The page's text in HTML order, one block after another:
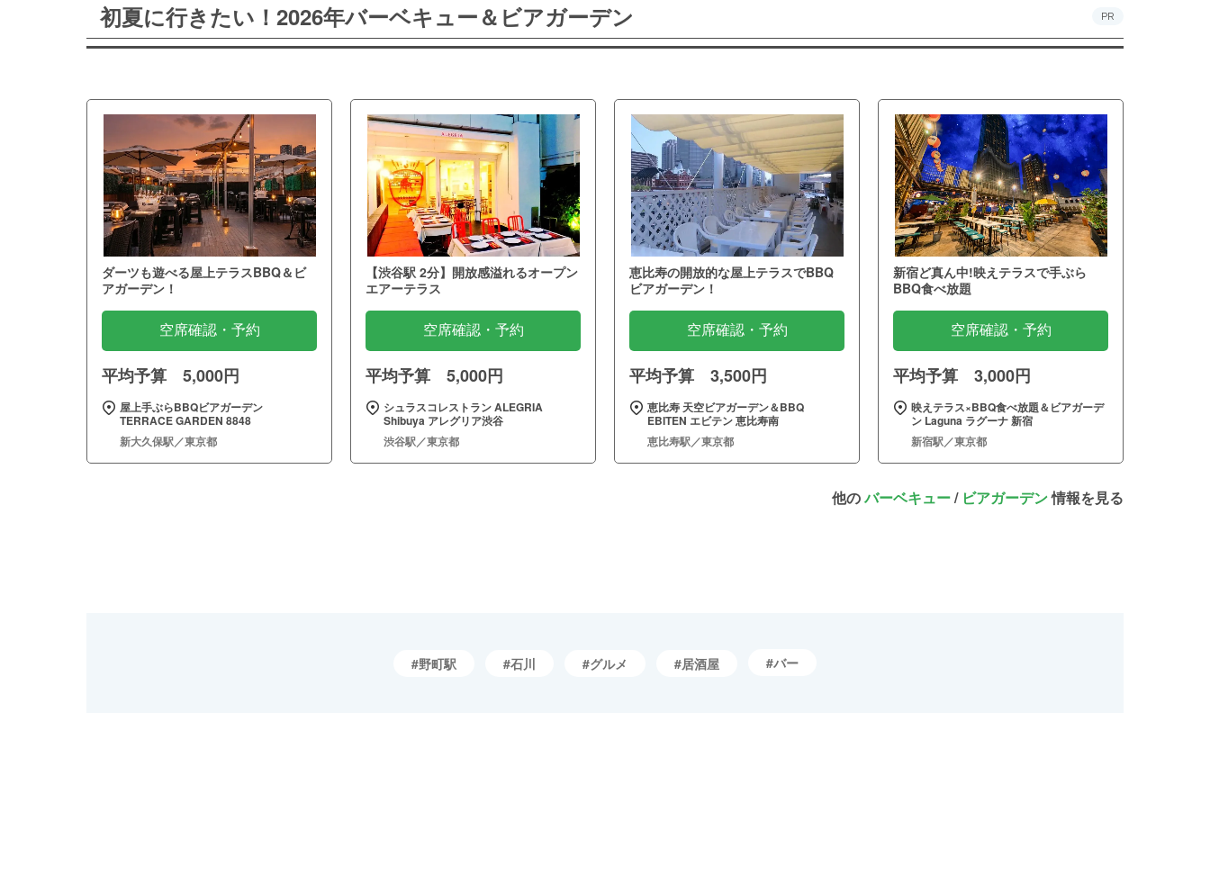
初夏に行きたい！2026年バーベキュー＆ビアガーデン PR
ダーツも遊べる屋上テラスBBQ＆ビ
アガーデン！
空席確認・予約
平均予算 5,000円
屋上手ぶらBBQビアガーデン
TERRACE GARDEN 8848
新大久保駅／東京都
【渋谷駅 2分】開放感溢れるオープン
エアーテラス
空席確認・予約
平均予算 5,000円
シュラスコレストラン ALEGRIA
Shibuya アレグリア渋谷
渋谷駅／東京都
恵比寿の開放的な屋上テラスでBBQ
ビアガーデン！
空席確認・予約
平均予算 3,500円
恵比寿 天空ビアガーデン＆BBQ
EBITEN エビテン 恵比寿南
恵比寿駅／東京都
新宿ど真ん中!映えテラスで手ぶら
BBQ食べ放題
空席確認・予約
平均予算 3,000円
映えテラス×BBQ食べ放題＆ビアガーデ
ン Laguna ラグーナ 新宿
新宿駅／東京都
他のバーベキュー/ ビアガーデン情報を見る
野町駅 石川 グルメ 居酒屋 バー